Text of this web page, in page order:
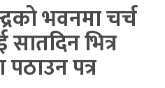
भवनमा चर्च
सातदिन भित्र
पत्र